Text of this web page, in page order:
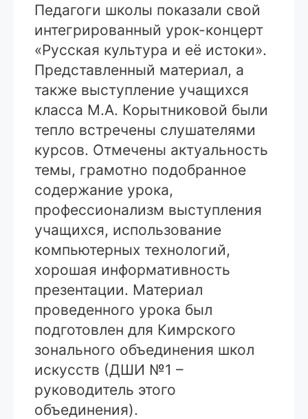
Педагоги школы показали свой
интегрированный урок-концерт
«Русская культура и её истоки».
Представленный материал, а
также выступление учащихся
класса М.А. Корытниковой были
тепло встречены слушателями
курсов. Отмечены актуальность
темы, грамотно подобранное
содержание урока,
профессионализм выступления
учащихся, использование
компьютерных технологий,
хорошая информативность
презентации. Материал
проведенного урока был
подготовлен для Кимрского
зонального объединения школ
искусств (ДШИ №1 –
руководитель этого
объединения).